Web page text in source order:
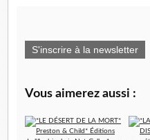
S'inscrire à la newsletter
Vous aimerez aussi :